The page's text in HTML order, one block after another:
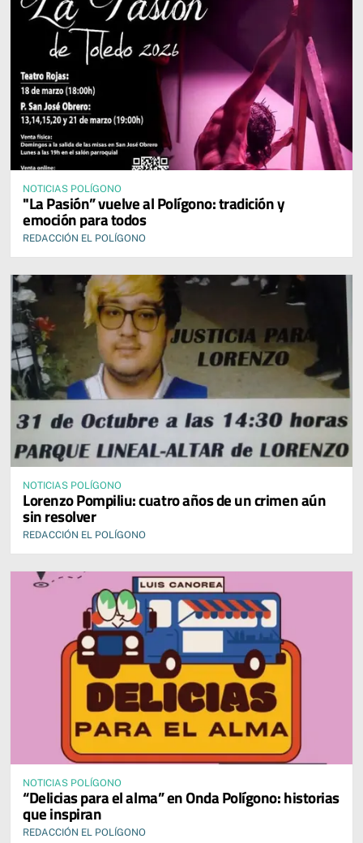
NOTICIAS POLÍGONO
"La Pasión” vuelve al Polígono: tradición y
emoción para todos
REDACCIÓN EL POLÍGONO
NOTICIAS POLÍGONO
Lorenzo Pompiliu: cuatro años de un crimen aún
sin resolver
REDACCIÓN EL POLÍGONO
NOTICIAS POLÍGONO
“Delicias para el alma” en Onda Polígono: historias
que inspiran
REDACCIÓN EL POLÍGONO